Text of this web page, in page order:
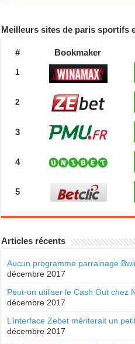
Meilleurs sites de paris sportifs
# Bookmaker
1
2
3
4
5
Articles récents
Aucun programme parrainage
décembre 2017
Peut-on utiliser le Cash Out chez
décembre 2017
L’interface Zebet mériterait un
décembre 2017